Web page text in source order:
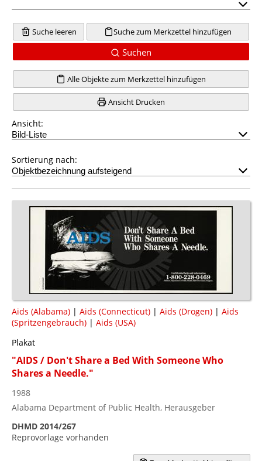
Suche leeren Suche zum Merkzettel hinzufügen
Suchen
Alle Objekte zum Merkzettel hinzufügen
Ansicht Drucken
Ansicht:
Sortierung nach:
Aids (Alabama) | Aids (Connecticut) | Aids (Drogen) | Aids
(Spritzengebrauch) | Aids (USA)
Plakat
"AIDS / Don't Share a Bed With Someone Who
Shares a Needle."
1988
Alabama Department of Public Health, Herausgeber
DHMD 2014/267
Reprovorlage vorhanden